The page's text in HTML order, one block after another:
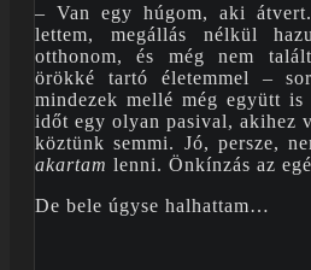
– Van egy húgom, aki
lettem, megállás nélkül
otthonom, és még nem
örökké tartó életemmel –
mindezek mellé még együtt
időt egy olyan pasival, akihez
köztünk semmi. Jó, persze,
akartam lenni. Önkínzás az
De bele úgyse halhattam…